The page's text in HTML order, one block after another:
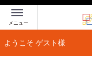
Menu
メニュー
ようこそ ゲスト様